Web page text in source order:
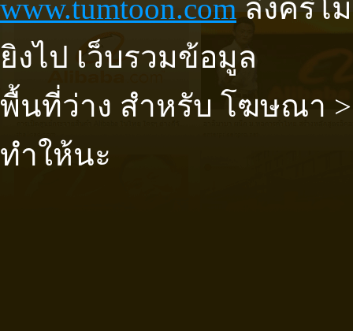
www.tumtoon.comลิงค์รีโ
ยิงไป เว็บรวมข้อมูล
พื้นที่ว่าง สำหรับ โฆษณา
ทำให้นะ